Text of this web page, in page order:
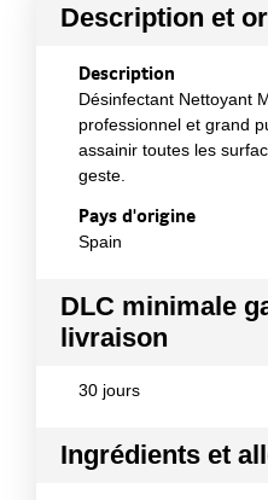
Description et
Description
Désinfectant Nettoyant
professionnel et grand
assainir toutes les
geste.
Pays d'origine
Spain
DLC minimale
livraison
30 jours
Ingrédients et